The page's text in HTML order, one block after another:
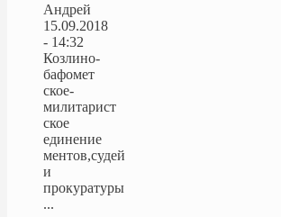
Андрей
15.09.2018
- 14:32
Козлино-
бафомет
ское-
милитарист
ское
единение
ментов,судей
и
прокуратуры
...